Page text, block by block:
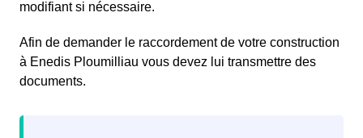
modifiant si nécessaire.
Afin de demander le raccordement de votre construction
à Enedis Ploumilliau vous devez lui transmettre des
documents.